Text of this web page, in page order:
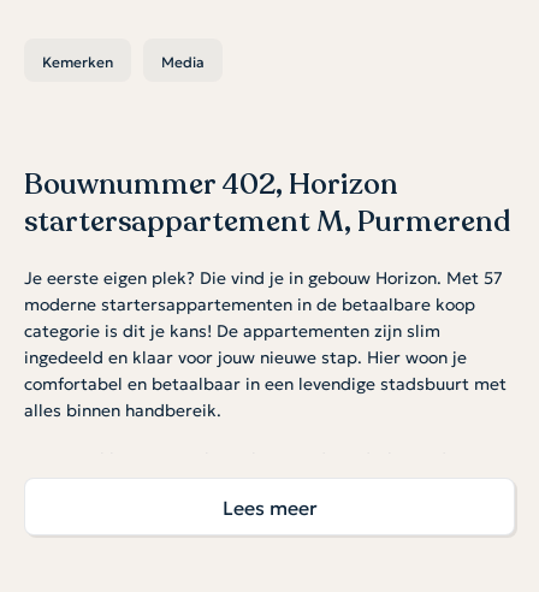
Kemerken Media
Bouwnummer 402, Horizon
startersappartement M, Purmerend
Je eerste eigen plek? Die vind je in gebouw Horizon. Met 57
moderne startersappartementen in de betaalbare koop
categorie is dit je kans! De appartementen zijn slim
ingedeeld en klaar voor jouw nieuwe stap. Hier woon je
comfortabel en betaalbaar in een levendige stadsbuurt met
alles binnen handbereik.
garage worden gekocht à € 30.000 v.o.n. Er is een beperkt
aantal plekken beschikbaar. Hiervoor geldt op=op.
Lees meer